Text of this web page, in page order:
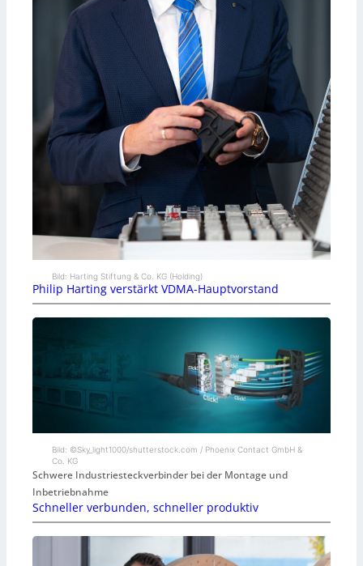
Bild: Harting Stiftung & Co. KG (Holding)
Philip Harting verstärkt VDMA-Hauptvorstand
Bild: ©Sky_light1000/shutterstock.com / Phoenix Contact GmbH &
Co. KG
Schwere Industriesteckverbinder bei der Montage und
Inbetriebnahme
Schneller verbunden, schneller produktiv